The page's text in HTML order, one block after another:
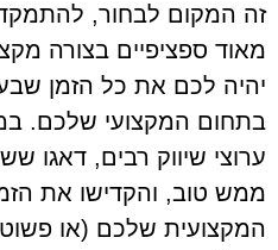
זה המקום לבחור,
מאוד ספציפיים בצורה
יהיה לכם את כל הזמן
בתחום המקצועי שלכם.
ערוצי שיווק רבים, דאגו
ממש טוב, והקדישו את
המקצועית שלכם (או